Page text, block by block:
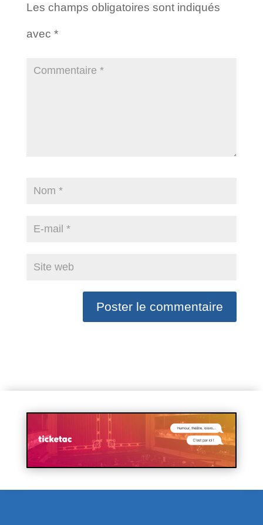
Les champs obligatoires sont indiqués
avec *